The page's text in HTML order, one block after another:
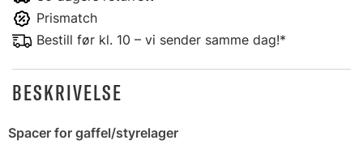
Prismatch
Bestill før kl. 10 – vi sender samme dag!*
BESKRIVELSE
Spacer for gaffel/styrelager